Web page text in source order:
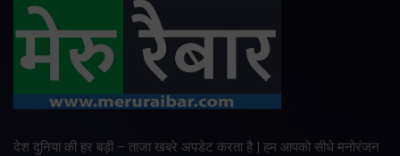
देश दुनिया की हर बड़ी – ताजा खबरे अपडेट करता है | हम आपको सीधे मनोरंजन